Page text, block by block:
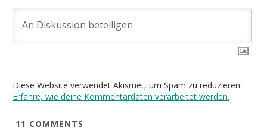
Diese Website verwendet Akismet, um Spam zu reduzieren.
Erfahre, wie deine Kommentardaten verarbeitet werden.
11 COMMENTS